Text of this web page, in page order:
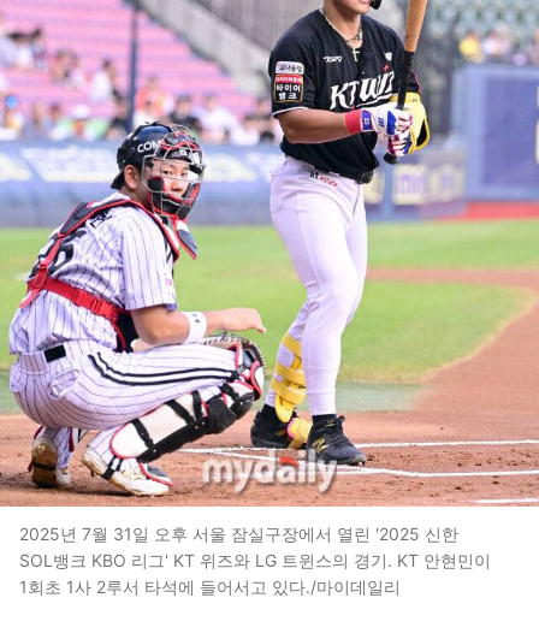
2025년 7월 31일 오후 서울 잠실구장에서 열린 '2025 신한
SOL뱅크 KBO 리그' KT 위즈와 LG 트윈스의 경기. KT 안현민이
1회초 1사 2루서 타석에 들어서고 있다./마이데일리